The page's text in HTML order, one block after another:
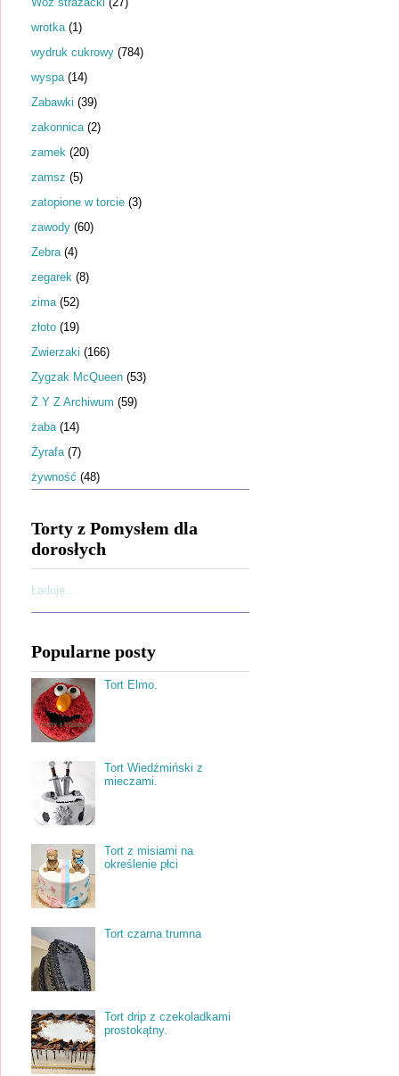
wrotka (1)
wydruk cukrowy (784)
wyspa (14)
Zabawki (39)
zakonnica (2)
zamek (20)
zamsz (5)
zatopione w torcie (3)
zawody (60)
Zebra (4)
zegarek (8)
zima (52)
złoto (19)
Zwierzaki (166)
Zygzak McQueen (53)
Ż Y Z Archiwum (59)
żaba (14)
Żyrafa (7)
żywność (48)
Torty z Pomysłem dla
dorosłych
Ładuję...
Popularne posty
Tort Elmo.
Tort Wiedźmiński z
mieczami.
Tort z misiami na
określenie płci
Tort czarna trumna
Tort drip z czekoladkami
prostokątny.